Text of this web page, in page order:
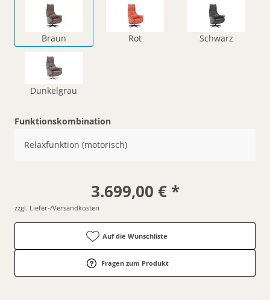
Braun Rot Schwarz
Dunkelgrau
Funktionskombination
Relaxfunktion (motorisch)
3.699,00 € *
zzgl. Liefer-/Versandkosten
Auf die Wunschliste
Fragen zum Produkt